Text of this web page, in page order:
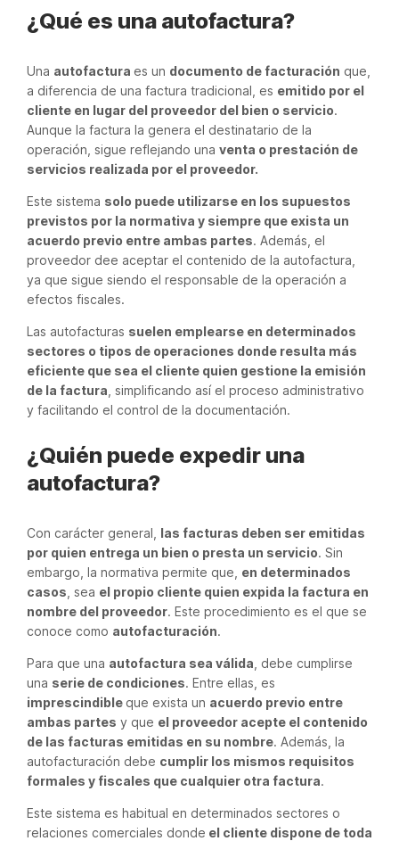
¿Qué es una autofactura?
Una autofactura es un documento de facturación que,
a diferencia de una factura tradicional, es emitido por el
cliente en lugar del proveedor del bien o servicio.
Aunque la factura la genera el destinatario de la
operación, sigue reflejando una venta o prestación de
servicios realizada por el proveedor.
Este sistema solo puede utilizarse en los supuestos
previstos por la normativa y siempre que exista un
acuerdo previo entre ambas partes. Además, el
proveedor dee aceptar el contenido de la autofactura,
ya que sigue siendo el responsable de la operación a
efectos fiscales.
Las autofacturas suelen emplearse en determinados
sectores o tipos de operaciones donde resulta más
eficiente que sea el cliente quien gestione la emisión
de la factura , simplificando así el proceso administrativo
y facilitando el control de la documentación.
¿Quién puede expedir una
autofactura?
Con carácter general, las facturas deben ser emitidas
por quien entrega un bien o presta un servicio. Sin
embargo, la normativa permite que, en determinados
casos , sea el propio cliente quien expida la factura en
nombre del proveedor. Este procedimiento es el que se
conoce como autofacturación.
Para que una autofactura sea válida , debe cumplirse
una serie de condiciones. Entre ellas, es
imprescindible que exista un acuerdo previo entre
ambas partes y que el proveedor acepte el contenido
de las facturas emitidas en su nombre. Además, la
autofacturación debe cumplir los mismos requisitos
formales y fiscales que cualquier otra factura.
Este sistema es habitual en determinados sectores o
relaciones comerciales donde el cliente dispone de toda